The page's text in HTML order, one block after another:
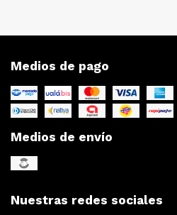
Medios de pago
Medios de envío
Nuestras redes sociales